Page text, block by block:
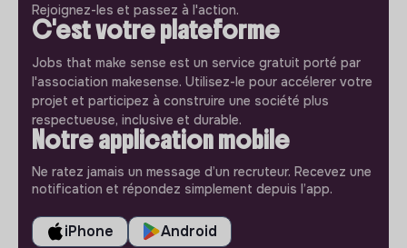
Rejoignez-les et passez à l'action.
C'est votre plateforme
Jobs that make sense est un service gratuit porté par
l'association makesense. Utilisez-le pour accélerer votre
projet et participez à construire une société plus
respectueuse, inclusive et durable.
Notre application mobile
Ne ratez jamais un message d’un recruteur. Recevez une
notification et répondez simplement depuis l’app.
iPhone Android